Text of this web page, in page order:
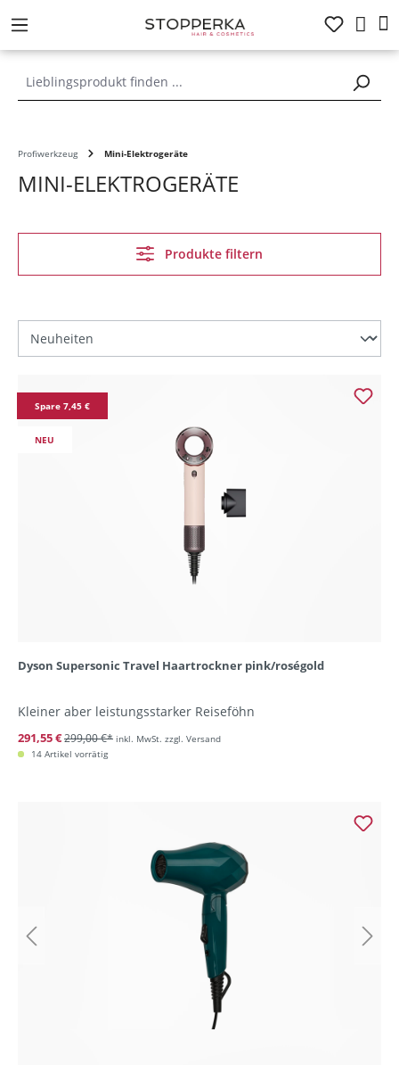
springen
Profiwerkzeug Mini-Elektrogeräte
MINI-ELEKTROGERÄTE
Produkte filtern
Spare 7,45 €
NEU
Dyson Supersonic Travel Haartrockner pink/roségold
Kleiner aber leistungsstarker Reiseföhn
291,55 €299,00 €* inkl. MwSt. zzgl. Versand
14 Artikel vorrätig